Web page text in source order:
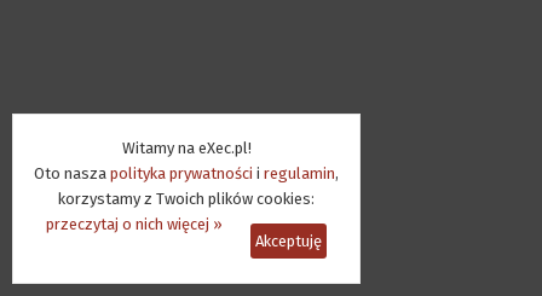
Witamy na eXec.pl!
Oto nasza polityka prywatności i regulamin,
korzystamy z Twoich plików cookies:
przeczytaj o nich więcej »
Akceptuję